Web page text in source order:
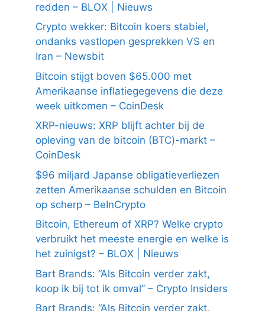
redden – BLOX | Nieuws
Crypto wekker: Bitcoin koers stabiel,
ondanks vastlopen gesprekken VS en
Iran – Newsbit
Bitcoin stijgt boven $65.000 met
Amerikaanse inflatiegegevens die deze
week uitkomen – CoinDesk
XRP-nieuws: XRP blijft achter bij de
opleving van de bitcoin (BTC)-markt –
CoinDesk
$96 miljard Japanse obligatieverliezen
zetten Amerikaanse schulden en Bitcoin
op scherp – BeInCrypto
Bitcoin, Ethereum of XRP? Welke crypto
verbruikt het meeste energie en welke is
het zuinigst? – BLOX | Nieuws
Bart Brands: “Als Bitcoin verder zakt,
koop ik bij tot ik omval” – Crypto Insiders
Bart Brands: “Als Bitcoin verder zakt,